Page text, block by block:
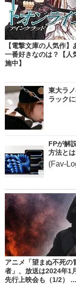
【電撃文庫の人気作】
一番好きなのは？【人
施中】
東大ラ
ラック
FPが解
方法とは
(Fav-
アニメ「望まぬ不死の
者」、放送は2024年1
先行上映会も（1/2） ...